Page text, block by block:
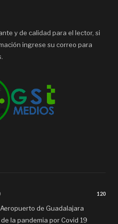
y de calidad para el lector, si
ingrese su correo para
120
de Guadalajara
la pandemia por Covid 19